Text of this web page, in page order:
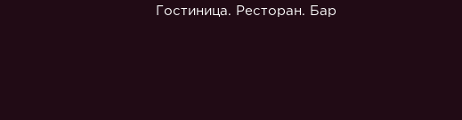
Гостиница. Ресторан. Бар